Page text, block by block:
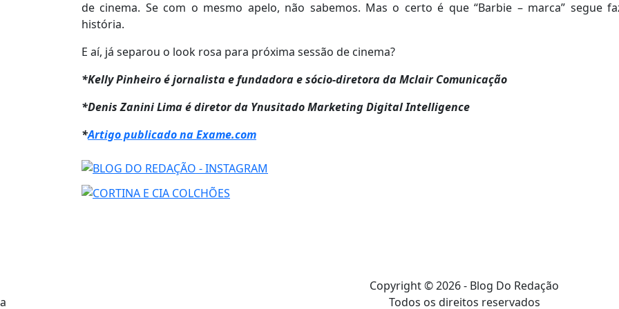
de cinema. Se com o mesmo apelo, não sabemos. Mas o certo é que “Barbie – marca” segue
história.
E aí, já separou o look rosa para próxima sessão de cinema?
*Kelly Pinheiro é jornalista e fundadora e sócio-diretora da Mclair Comunicação
*Denis Zanini Lima é diretor da Ynusitado Marketing Digital Intelligence
*Artigo publicado na Exame.com
a
Copyright © 2026 - Blog Do Redação
Todos os direitos reservados